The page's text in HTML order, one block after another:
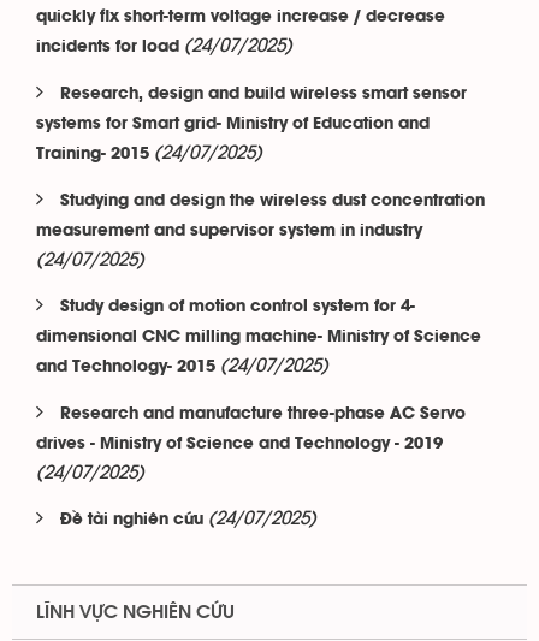
quickly fix short-term voltage increase / decrease
incidents for load (24/07/2025)
Research, design and build wireless smart sensor
systems for Smart grid- Ministry of Education and
Training- 2015 (24/07/2025)
Studying and design the wireless dust concentration
measurement and supervisor system in industry
(24/07/2025)
Study design of motion control system for 4-
dimensional CNC milling machine- Ministry of Science
and Technology- 2015 (24/07/2025)
Research and manufacture three-phase AC Servo
drives - Ministry of Science and Technology - 2019
(24/07/2025)
Đề tài nghiên cứu (24/07/2025)
LĨNH VỰC NGHIÊN CỨU